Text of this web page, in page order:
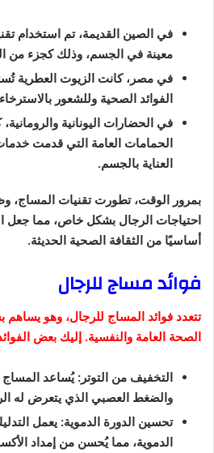
في الصين القديمة، تم استخدام
معينة في الجسم، وذلك كجزء من
في مصر، كانت الزيوت العطرية
الفوائد الصحية وللشعور
في الحضارات اليونانية
الحمامات العامة التي قدمت
العناية بالجسم.
بمرور الوقت، تطورت تقنيات المساج،
احتياجات الرجال بشكل خاص، مما جعل
أساسيًا من الثقافة الصحية الحديثة.
فوائد مساج للرجال
تتعدد فوائد المساج للرجال، وهو
الصحة العامة والنفسية. إليك بعض
التخفيف من التوتر: يُساعد
والضغط العصبي الذي يتعرض له
تحسين الدورة الدموية: يعمل
الدموية، مما يُحسن من إمداد